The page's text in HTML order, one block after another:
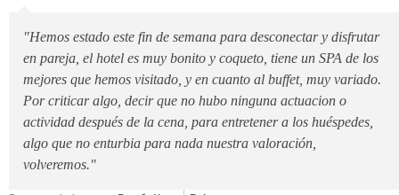
"Hemos estado este fin de semana para desconectar y disfrutar
en pareja, el hotel es muy bonito y coqueto, tiene un SPA de los
mejores que hemos visitado, y en cuanto al buffet, muy variado.
Por criticar algo, decir que no hubo ninguna actuacion o
actividad después de la cena, para entretener a los huéspedes,
algo que no enturbia para nada nuestra valoración,
volveremos."